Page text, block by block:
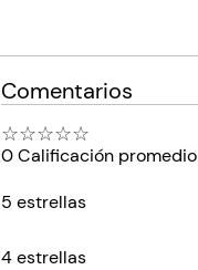
Comentarios
☆☆☆☆☆
0 Calificación promedio
5 estrellas
4 estrellas